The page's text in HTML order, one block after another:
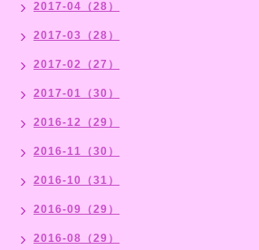
2017-04（28）
2017-03（28）
2017-02（27）
2017-01（30）
2016-12（29）
2016-11（30）
2016-10（31）
2016-09（29）
2016-08（29）